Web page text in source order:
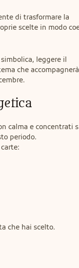
di trasformare la
scelte in modo
leggere il
che
calma e concentrati
periodo.
che hai scelto.